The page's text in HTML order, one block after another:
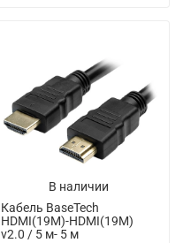
В наличии
Кабель BaseTech
HDMI(19M)-HDMI(19M)
v2.0 / 5 м- 5 м